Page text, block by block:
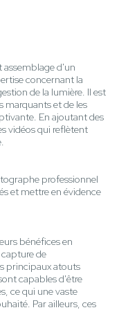
assemblage d'un
concernant la
de la lumière. Il est
marquants et de les
En ajoutant des
vidéos qui reflètent
professionnel
et mettre en évidence
bénéfices en
de
principaux atouts
capables d'être
ce qui une vaste
Par ailleurs, ces